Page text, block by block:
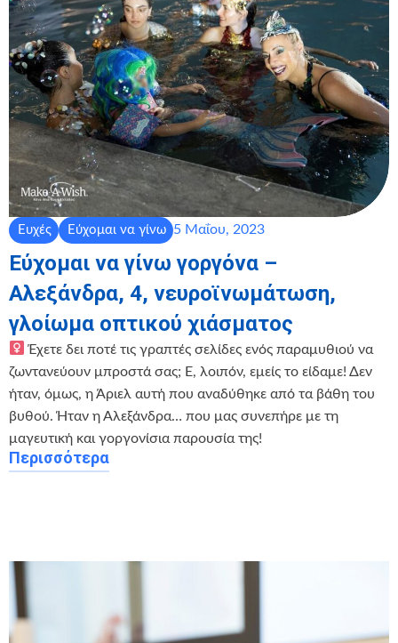
Ευχές Εύχομαι να γίνω 5 Μαΐου, 2023
Εύχομαι να γίνω γοργόνα –
Αλεξάνδρα, 4, νευροϊνωμάτωση,
γλοίωμα οπτικού χιάσματος
Έχετε δει ποτέ τις γραπτές σελίδες ενός παραμυθιού να
ζωντανεύουν μπροστά σας; Ε, λοιπόν, εμείς το είδαμε! Δεν
ήταν, όμως, η Άριελ αυτή που αναδύθηκε από τα βάθη του
βυθού. Ήταν η Αλεξάνδρα… που μας συνεπήρε με τη
μαγευτική και γοργονίσια παρουσία της!
Περισσότερα